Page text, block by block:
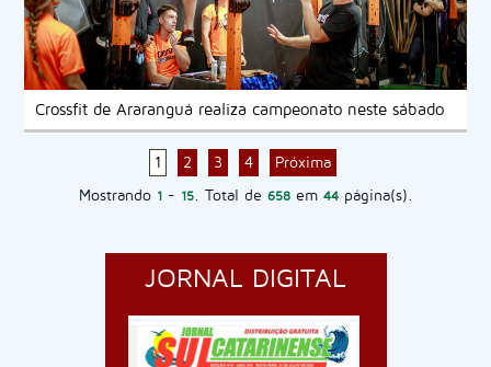
Crossfit de Araranguá realiza campeonato neste sábado
1 2 3 4
Próxima
Mostrando 1- 15. Total de 658em 44página(s).
JORNAL DIGITAL